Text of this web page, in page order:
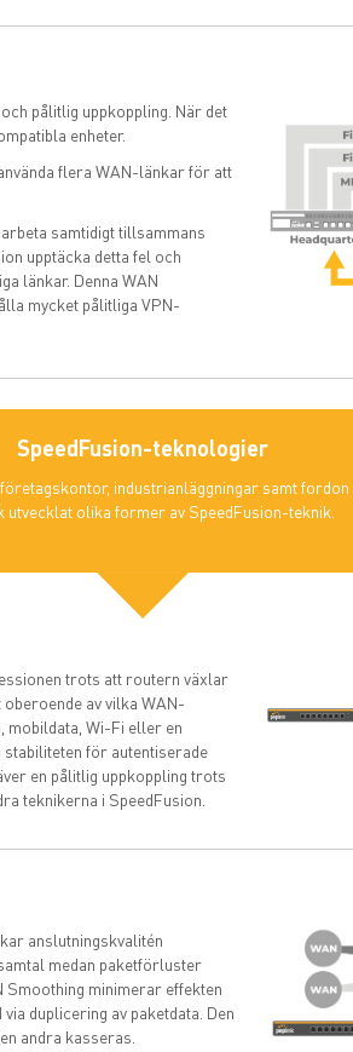
pålitlig uppkoppling. När det
enheter.
flera WAN-länkar för att
samtidigt tillsammans
upptäcka detta fel och
länkar. Denna WAN
mycket pålitliga VPN-
SpeedFusion-teknologier
industrianläggningar samt
utvecklat olika former av SpeedFusion-teknik.
trots att routern växlar
av vilka WAN-
mobildata, Wi-Fi eller en
stabiliteten för autentiserade
en pålitlig uppkoppling trots
teknikerna i SpeedFusion.
anslutningskvalitén
medan paketförluster
minimerar effekten
duplicering av paketdata. Den
andra kasseras.